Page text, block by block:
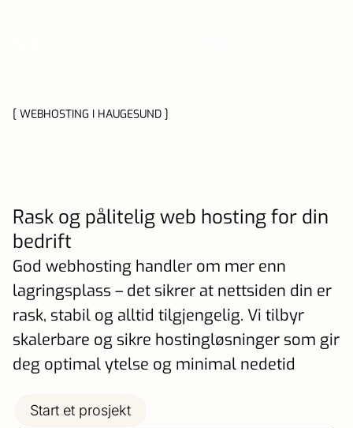
[ WEBHOSTING I HAUGESUND ]
Rask og pålitelig web hosting for din
bedrift
God webhosting handler om mer enn
lagringsplass – det sikrer at nettsiden din er
rask, stabil og alltid tilgjengelig. Vi tilbyr
skalerbare og sikre hostingløsninger som gir
deg optimal ytelse og minimal nedetid
Start et prosjekt